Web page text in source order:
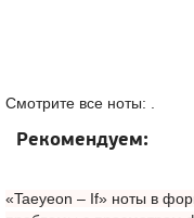
Смотрите все ноты: .
Рекомендуем:
«Taeyeon – If» ноты в